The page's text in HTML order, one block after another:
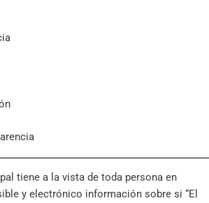
tiene a la vista de toda persona en
y electrónico información sobre si “El